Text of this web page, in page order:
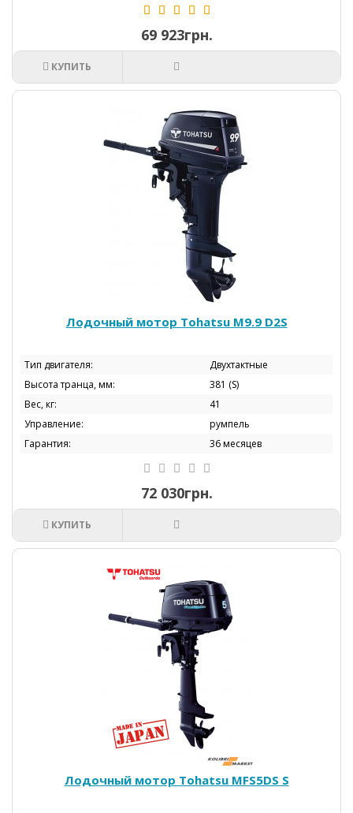
69 923грн.
КУПИТЬ
Лодочный мотор Tohatsu М9.9 D2S
Тип двигателя:
Двухтактные
Высота транца, мм:
381 (S)
Вес, кг:
41
Управление:
румпель
Гарантия:
36 месяцев
72 030грн.
КУПИТЬ
Лодочный мотор Tohatsu МFS5DS S